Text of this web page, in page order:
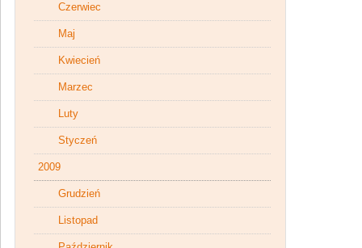
Czerwiec
Maj
Kwiecień
Marzec
Luty
Styczeń
2009
Grudzień
Listopad